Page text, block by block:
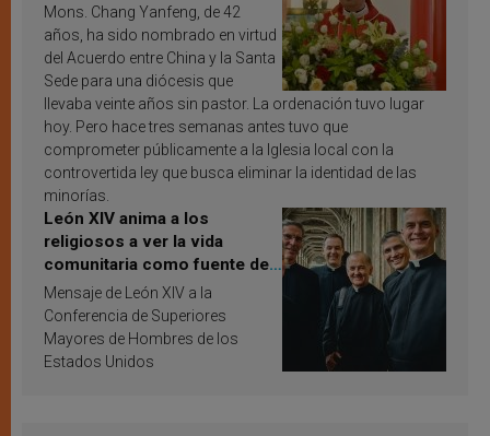
Mons. Chang Yanfeng, de 42
años, ha sido nombrado en virtud
del Acuerdo entre China y la Santa
Sede para una diócesis que
llevaba veinte años sin pastor. La ordenación tuvo lugar
hoy. Pero hace tres semanas antes tuvo que
comprometer públicamente a la Iglesia local con la
controvertida ley que busca eliminar la identidad de las
minorías.
León XIV anima a los
religiosos a ver la vida
comunitaria como fuente de
inspiración y santificación
Mensaje de León XIV a la
Conferencia de Superiores
Mayores de Hombres de los
Estados Unidos